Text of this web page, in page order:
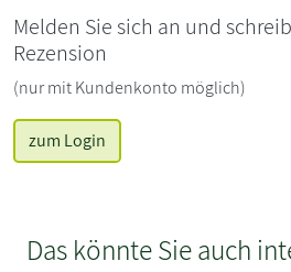
Melden Sie sich an und
Rezension
(nur mit Kundenkonto möglich)
zum Login
Das könnte Sie auch